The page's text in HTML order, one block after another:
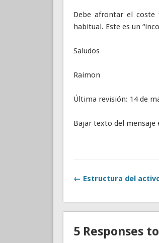
Debe afrontar el coste
habitual. Este es un
Saludos
Raimon
Última revisión: 14 de
Bajar texto del mensaje
← Estructura del
5 Responses